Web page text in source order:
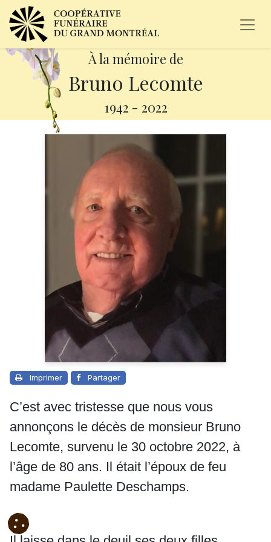
À la mémoire de
Bruno Lecomte
1942 - 2022
Imprimer Partager
C’est avec tristesse que nous vous
annonçons le décès de monsieur Bruno
Lecomte, survenu le 30 octobre 2022, à
l’âge de 80 ans. Il était l’époux de feu
madame Paulette Deschamps.